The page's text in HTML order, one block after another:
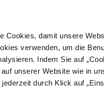
Cookies, damit unsere
verwenden, um die
Indem Sie auf
unserer Website wie in
durch Klick auf
Schermaschinen